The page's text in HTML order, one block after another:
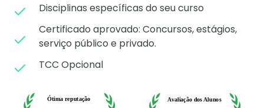
Disciplinas específicas do seu curso
Certificado aprovado: Concursos, estágios,
serviço público e privado.
TCC Opcional